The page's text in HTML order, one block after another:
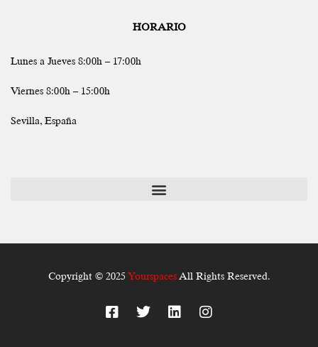
HORARIO
Lunes a Jueves 8:00h – 17:00h
Viernes 8:00h – 15:00h
Sevilla, España
Copyright © 2025 YourspacesAll Rights Reserved.